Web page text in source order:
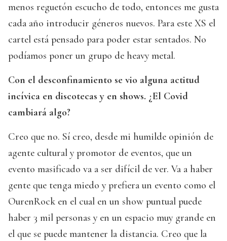
menos reguetón escucho de todo, entonces me gusta
cada año introducir géneros nuevos. Para este XS el
cartel está pensado para poder estar sentados. No
podíamos poner un grupo de heavy metal.
Con el desconfinamiento se vio alguna actitud
incívica en discotecas y en shows. ¿El Covid
cambiará algo?
Creo que no. Sí creo, desde mi humilde opinión de
agente cultural y promotor de eventos, que un
evento masificado va a ser difícil de ver. Va a haber
gente que tenga miedo y prefiera un evento como el
OurenRock en el cual en un show puntual puede
haber 3 mil personas y en un espacio muy grande en
el que se puede mantener la distancia. Creo que la